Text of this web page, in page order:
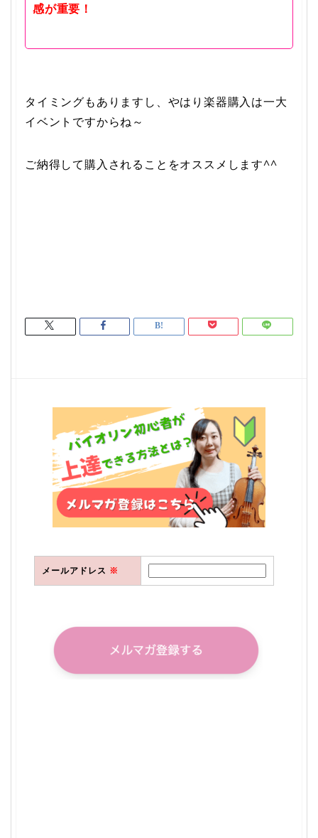
感が重要！
タイミングもありますし、やはり楽器購入は一大
イベントですからね～
ご納得して購入されることをオススメします^^
メールアドレス ※